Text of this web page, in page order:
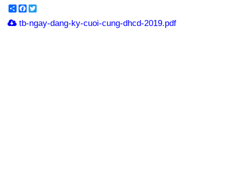
ShareFacebook
tb-ngay-dang-ky-cuoi-cung-dhcd-2019.pdf